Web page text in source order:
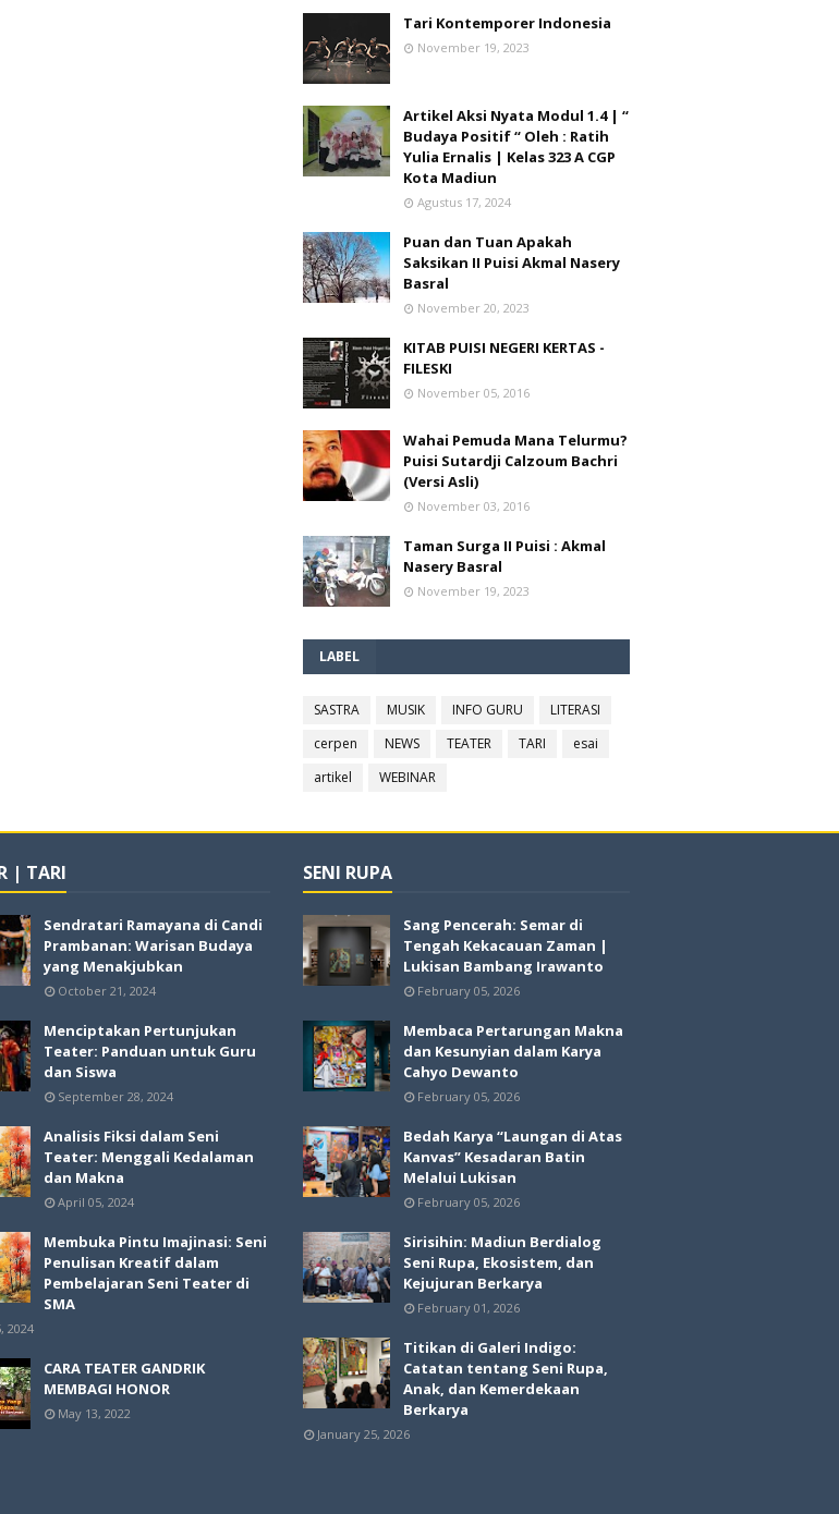
Tari Kontemporer Indonesia
November 19, 2023
Artikel Aksi Nyata Modul 1.4 | “
Budaya Positif “ Oleh : Ratih
Yulia Ernalis | Kelas 323 A CGP
Kota Madiun
Agustus 17, 2024
Puan dan Tuan Apakah
Saksikan II Puisi Akmal Nasery
Basral
November 20, 2023
KITAB PUISI NEGERI KERTAS -
FILESKI
November 05, 2016
Wahai Pemuda Mana Telurmu?
Puisi Sutardji Calzoum Bachri
(Versi Asli)
November 03, 2016
Taman Surga II Puisi : Akmal
Nasery Basral
November 19, 2023
LABEL
SASTRA MUSIK INFO GURU
LITERASI
cerpen
NEWS TEATER TARI
esai
artikel
WEBINAR
| TARI
Sendratari Ramayana di Candi
Prambanan: Warisan Budaya
yang Menakjubkan
October 21, 2024
Menciptakan Pertunjukan
Teater: Panduan untuk Guru
dan Siswa
September 28, 2024
Analisis Fiksi dalam Seni
Teater: Menggali Kedalaman
dan Makna
April 05, 2024
Membuka Pintu Imajinasi: Seni
Penulisan Kreatif dalam
Pembelajaran Seni Teater di
SMA
2024
CARA TEATER GANDRIK
MEMBAGI HONOR
May 13, 2022
SENI RUPA
Sang Pencerah: Semar di
Tengah Kekacauan Zaman |
Lukisan Bambang Irawanto
February 05, 2026
Membaca Pertarungan Makna
dan Kesunyian dalam Karya
Cahyo Dewanto
February 05, 2026
Bedah Karya “Laungan di Atas
Kanvas” Kesadaran Batin
Melalui Lukisan
February 05, 2026
Sirisihin: Madiun Berdialog
Seni Rupa, Ekosistem, dan
Kejujuran Berkarya
February 01, 2026
Titikan di Galeri Indigo:
Catatan tentang Seni Rupa,
Anak, dan Kemerdekaan
Berkarya
January 25, 2026